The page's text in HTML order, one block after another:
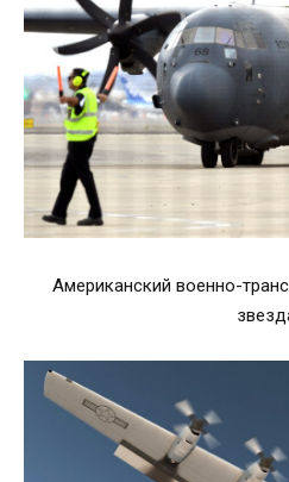
Американский военно-